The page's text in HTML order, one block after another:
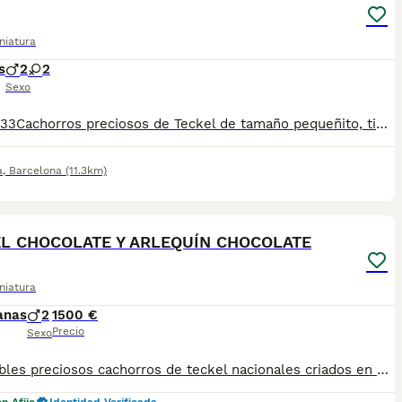
2 2
Sexo
610676133Cachorros preciosos de Teckel de tamaño pequeñito, tienen dos meses de edad, varios colores disponibles a elegir, marrón, merlé y negro-fuego se entregan en las mejores condiciones, muy bien cuidados, revisados por nuestro veterinario, vacunados, desparasitados, con cartilla veterinaria, microchip y garantía sanitaria por escrito vírica y genética. Núcleo Zoológico: T-2500116
, Barcelona (11.3km)
CHOCOLATE Y ARLEQUÍN CHOCOLATE
2
Sexo
1500 €
Precio
Disponibles preciosos cachorros de teckel nacionales criados en nuestras instalaciones, en un ambiente familiar y responsable. Nuestros cachorros se entregan con cartilla de primera vacunación, vacunas correspondientes a su edad, desparasitados interna y externamente, y con microchip implantado y dado de alta. Además, realizamos un contrato de garantía que incluye: • Garantía vírica de 15 días. • Garantía congénita de 1 año. Desde la fecha de entrega del cachorro. Nos comprometemos al 100% con la salud, el bienestar y el cuidado de nuestros pequeños. Disponemos de Núcleo Zoológico Para más información, imágenes o cualquier consulta sin compromiso, pueden contactar con nosotros en los teléfonos: CRISTINA 📞 722 788 399 📞 932 514 529